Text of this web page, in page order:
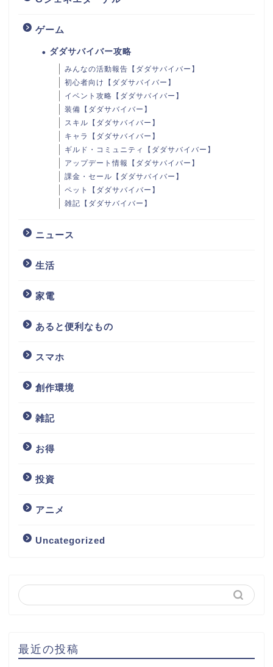
ゲーム
ダダサバイバー攻略
みんなの活動報告【ダダサバイバー】
初心者向け【ダダサバイバー】
イベント攻略【ダダサバイバー】
装備【ダダサバイバー】
スキル【ダダサバイバー】
キャラ【ダダサバイバー】
ギルド・コミュニティ【ダダサバイバー】
アップデート情報【ダダサバイバー】
課金・セール【ダダサバイバー】
ペット【ダダサバイバー】
雑記【ダダサバイバー】
ニュース
生活
家電
あると便利なもの
スマホ
創作環境
雑記
お得
投資
アニメ
Uncategorized
最近の投稿